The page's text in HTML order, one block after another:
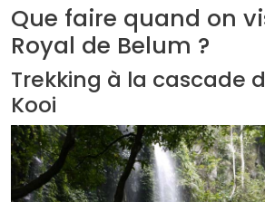
Que faire quand on
Royal de Belum ?
Trekking à la cascade
Kooi